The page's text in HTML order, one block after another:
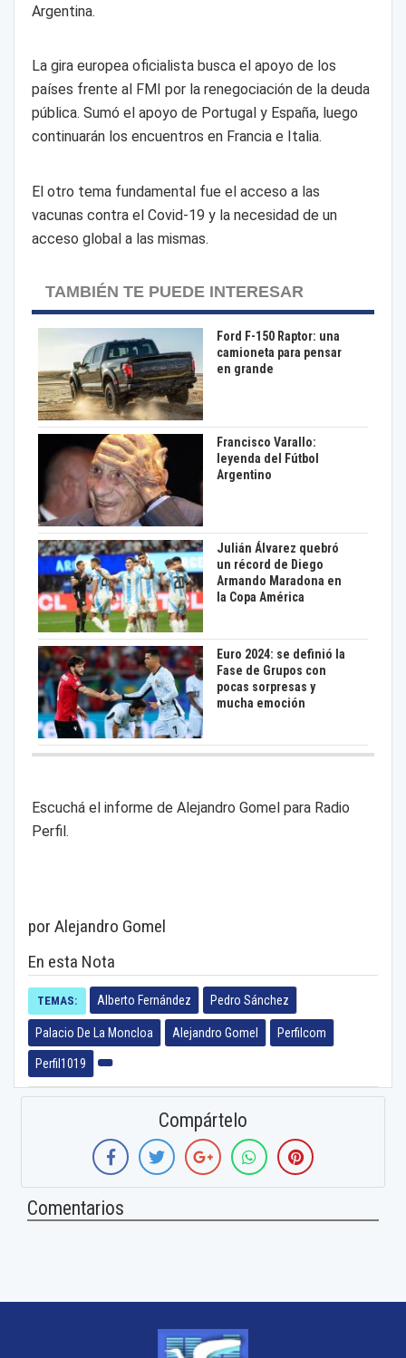
Argentina.
La gira europea oficialista busca el apoyo de los
países frente al FMI por la renegociación de la deuda
pública. Sumó el apoyo de Portugal y España, luego
continuarán los encuentros en Francia e Italia.
El otro tema fundamental fue el acceso a las
vacunas contra el Covid-19 y la necesidad de un
acceso global a las mismas.
TAMBIÉN TE PUEDE INTERESAR
Ford F-150 Raptor: una
camioneta para pensar
en grande
Francisco Varallo:
leyenda del Fútbol
Argentino
Julián Álvarez quebró
un récord de Diego
Armando Maradona en
la Copa América
Euro 2024: se definió la
Fase de Grupos con
pocas sorpresas y
mucha emoción
Escuchá el informe de Alejandro Gomel para Radio
Perfil.
por Alejandro Gomel
En esta Nota
TEMAS: Alberto Fernández Pedro Sánchez
Palacio De La Moncloa Alejandro Gomel Perfilcom
Perfil1019
Compártelo
Comentarios